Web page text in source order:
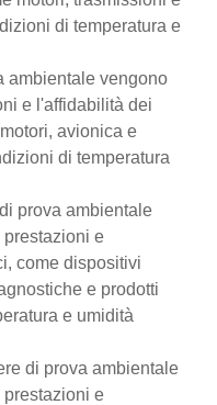
di temperatura e
ambientale vengono
e l'affidabilità dei
avionica e
di temperatura
prova ambientale
e
come dispositivi
e prodotti
e umidità
di prova ambientale
e